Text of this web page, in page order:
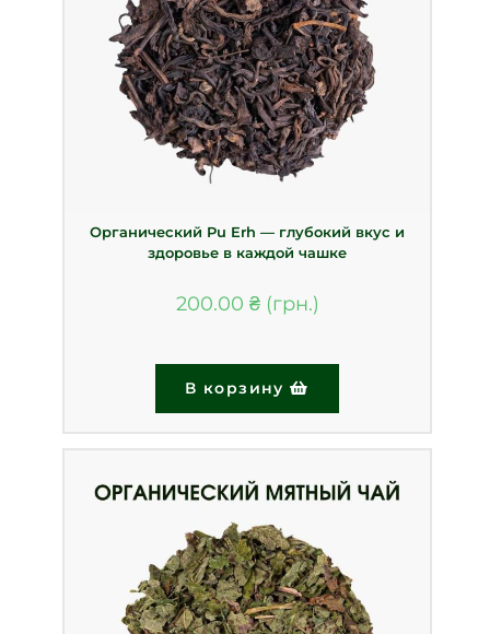
Органический Pu Erh — глубокий вкус и
здоровье в каждой чашке
200.00 ₴
В корзину